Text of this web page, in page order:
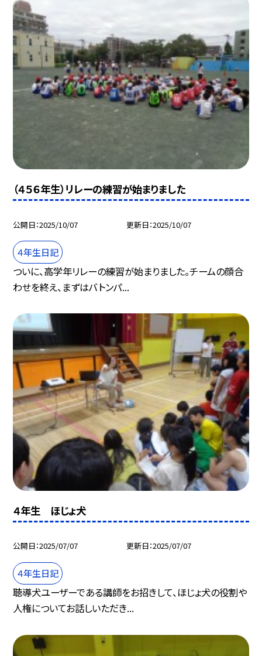
（４５６年生）リレーの練習が始まりました
公開日 2025/10/07 更新日 2025/10/07
４年生日記
ついに、高学年リレーの練習が始まりました。チームの顔合
わせを終え、まずはバトンパ...
４年生 ほじょ犬
公開日 2025/07/07 更新日 2025/07/07
４年生日記
聴導犬ユーザーである講師をお招きして、ほじょ犬の役割や
人権についてお話しいただき...